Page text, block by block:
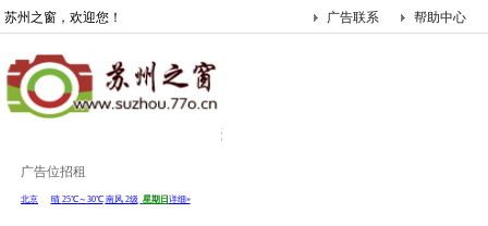
苏州之窗，欢迎您！ 帮助中心
广告联系
广告位招租